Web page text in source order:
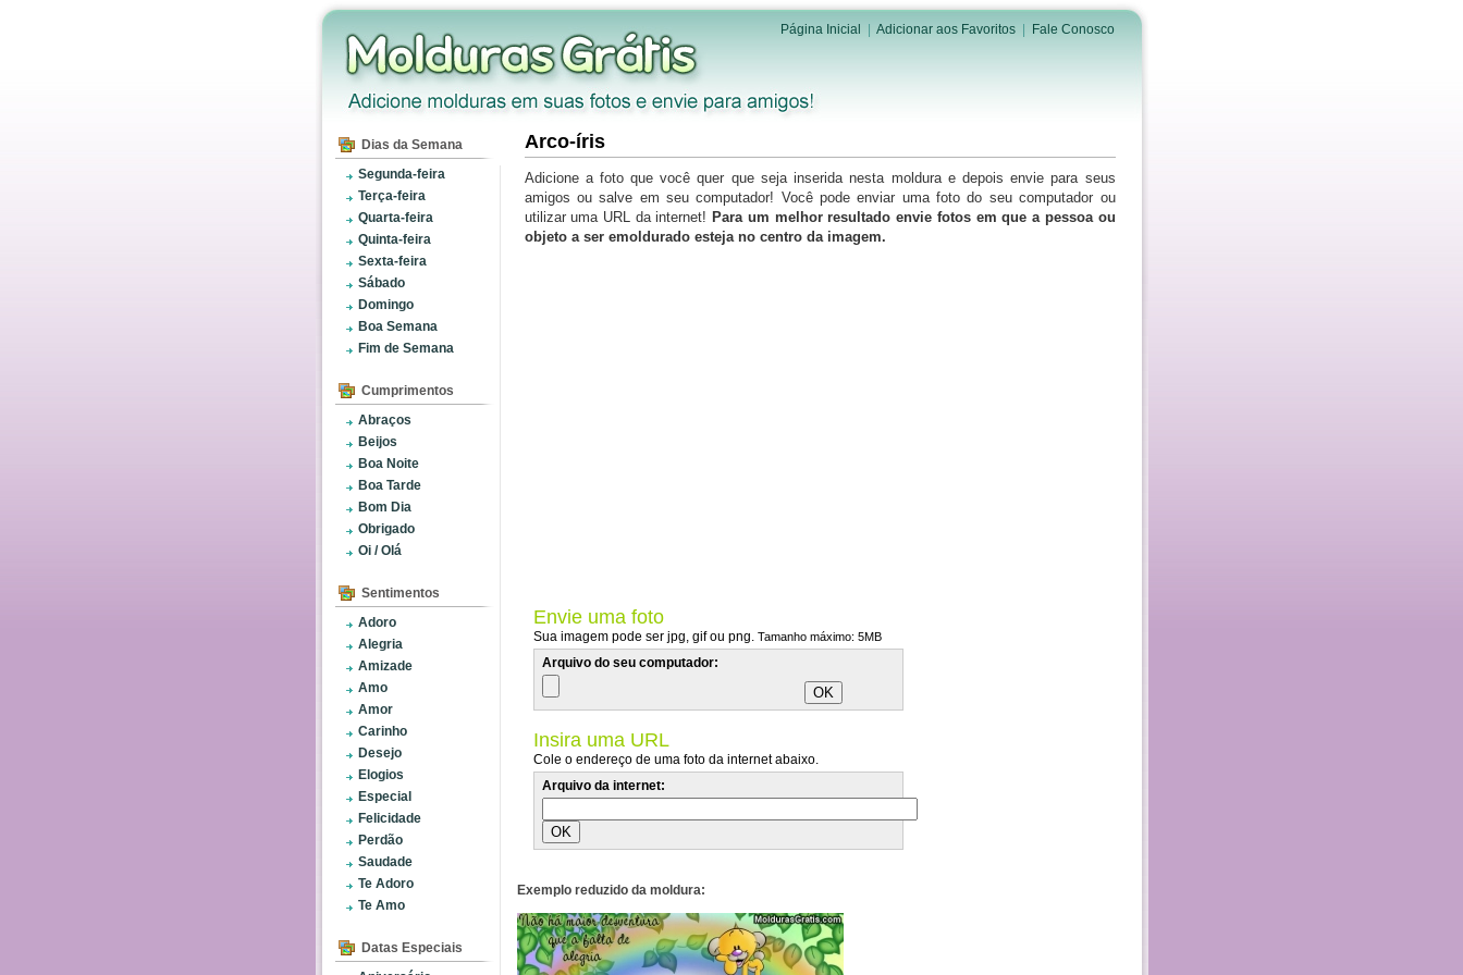
Página Inicial Adicionar aos Favoritos| Fale Conosco
Dias da Semana
Segunda-feira
Terça-feira
Quarta-feira
Quinta-feira
Sexta-feira
Sábado
Domingo
Boa Semana
Fim de Semana
Cumprimentos
Abraços
Beijos
Boa Noite
Boa Tarde
Bom Dia
Obrigado
Oi / Olá
Sentimentos
Adoro
Alegria
Amizade
Amo
Amor
Carinho
Desejo
Elogios
Especial
Felicidade
Perdão
Saudade
Te Adoro
Te Amo
Datas Especiais
Arco-íris
Adicione a foto que você quer que seja inserida nesta moldura e depois envie para seus
amigos ou salve em seu computador! Você pode enviar uma foto do seu computador ou
utilizar uma URL da internet! Para um melhor resultado envie fotos em que a pessoa ou
objeto a ser emoldurado esteja no centro da imagem.
Envie uma foto
Sua imagem pode ser jpg, gif ou png. Tamanho máximo: 5MB
Arquivo do seu computador:
Insira uma URL
Cole o endereço de uma foto da internet abaixo.
Arquivo da internet:
Exemplo reduzido da moldura: